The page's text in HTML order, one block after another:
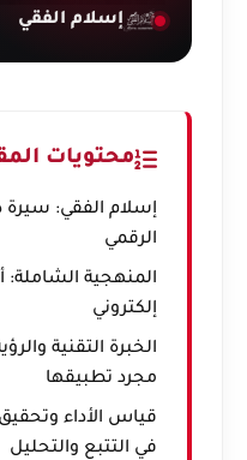
إسلام الفقي
محتويات
إسلام الفقي: سيرة
الرقمي
المنهجية
إلكتروني
الخبرة التقنية
مجرد تطبيقها
قياس الأداء وتحقيق
في التتبع والتحليل